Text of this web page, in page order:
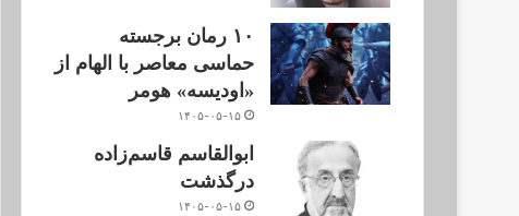
۱۰ رمان برجسته
حماسی معاصر با الهام از
«اودیسه» هومر
۱۴۰۵-۰۵-۱۵
ابوالقاسم قاسم‌زاده
درگذشت
۱۴۰۵-۰۵-۱۵